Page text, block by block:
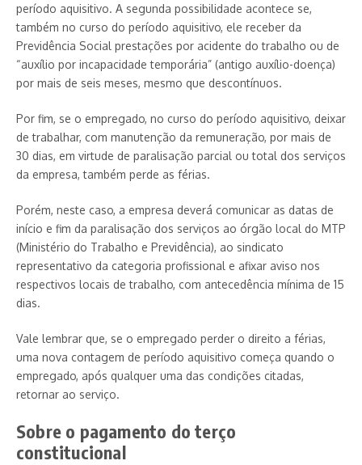
período aquisitivo. A segunda possibilidade acontece se,
também no curso do período aquisitivo, ele receber da
Previdência Social prestações por acidente do trabalho ou de
“auxílio por incapacidade temporária” (antigo auxílio-doença)
por mais de seis meses, mesmo que descontínuos.
Por fim, se o empregado, no curso do período aquisitivo, deixar
de trabalhar, com manutenção da remuneração, por mais de
30 dias, em virtude de paralisação parcial ou total dos serviços
da empresa, também perde as férias.
Porém, neste caso, a empresa deverá comunicar as datas de
início e fim da paralisação dos serviços ao órgão local do MTP
(Ministério do Trabalho e Previdência), ao sindicato
representativo da categoria profissional e afixar aviso nos
respectivos locais de trabalho, com antecedência mínima de 15
dias.
Vale lembrar que, se o empregado perder o direito a férias,
uma nova contagem de período aquisitivo começa quando o
empregado, após qualquer uma das condições citadas,
retornar ao serviço.
Sobre o pagamento do terço
constitucional